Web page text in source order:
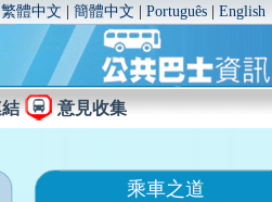
繁體中文 簡體中文 Português English
意見收集
乘車之道